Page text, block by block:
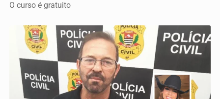
O curso é gratuito